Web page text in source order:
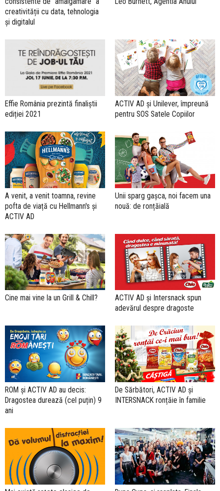
creativității cu data, tehnologia
și digitalul
Effie România prezintă finaliștii
ediției 2021
ACTIV AD și Unilever, împreună
pentru SOS Satele Copiilor
A venit, a venit toamna, revine
pofta de viață cu Hellmann's și
ACTIV AD
Unii sparg gașca, noi facem una
nouă: de ronțăială
Cine mai vine la un Grill & Chill?
ACTIV AD și Intersnack spun
adevărul despre dragoste
ROM și ACTIV AD au decis:
Dragostea durează (cel puțin) 9
ani
De Sărbători, ACTIV AD și
INTERSNACK ronțăie în familie